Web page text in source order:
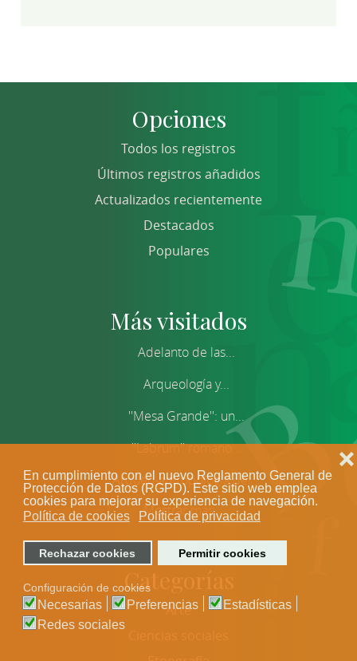
En cumplimiento con el nuevo Reglamento General de
Protección de Datos (RGPD). Este sitio web emplea
cookies para mejorar su experiencia de navegación.
Política de cookies
Política de privacidad
Rechazar cookies Permitir cookies
❌
Configuración de cookies
Necesarias Preferencias
Estadísticas
Redes sociales
Opciones
Todos los registros
Últimos registros añadidos
Actualizados recientemente
Destacados
Populares
Más visitados
Adelanto de las...
Arqueología y...
''Mesa Grande'': un...
''Labrum'' romano...
Arqueo-antropología del...
Mostrar más
Categorías
Arte